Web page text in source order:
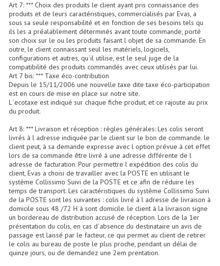
Platines Cassettes
Limiteur De Niveau Sonore
Microphones Scène Et Studio
Microphones Filaires
Micro Sans Fil HF VHF 200MHZ
Micros De Studio
Microphones De Surface
Multi-Effets, Reverbes Etc...
Peripheriques Traitements Et Accessoires
Portes Voix Mégaphones
Pupitre Pour Discours
Samplers, Échantillonneurs
Art 7: *** Choix des produits le client ayant pris connaissance des
produits et de leurs caractéristiques, commercialisés par Evas, a
sous sa seule responsabilité et en fonction de ses besoins tels qu
ils les a préalablement déterminés avant toute commande, porté
son choix sur le ou les produits faisant l objet de sa commande. En
outre, le client connaissant seul les matériels, logiciels,
configurations et autres, qu´il utilise, est le seul juge de la
compatibilité des produits commandés avec ceux utilisés par lui.
Art 7 bis: *** Taxe éco-contribution
Depuis le 15/11/2006 une nouvelle taxe dite taxe éco-participation
est en cours de mise en place sur notre site.
L´ecotaxe est indiqué sur chaque fiche produit, et ce rajoute au prix
du produit.
Art 8: *** Livraison et réception : règles générales: Les colis seront
livrés à l adresse indiquée par le client sur le bon de commande. le
client peut, à sa demande expresse avec l option prévue à cet effet
lors de sa commande être livré à une adresse différente de l
adresse de facturation. Pour permettre l expédition des colis du
client, Evas a choisi de travailler avec la POSTE en utilisant le
système Collissimo Suivi de la POSTE et ce afin de réduire les
temps de transport. Les caractéristiques du système Collissimo Suivi
de la POSTE sont les suivantes : colis livré à l adresse de livraison à
domicile sous 48 /72 H à sont domicile. le client à la livraison signe
un bordereau de distribution accusé de réception. Lors de la 1er
présentation du colis, en cas d´absence du destinataire un avis de
passage est laissé par le facteur, ce qui permet au client de retirer
le colis au bureau de poste le plus proche, pendant un délai de
quinze jours, ou de demandez une 2em prentation.